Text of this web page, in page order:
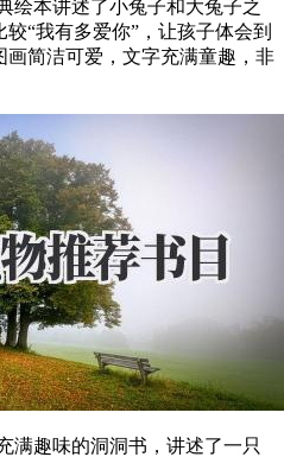
绘本讲述了小兔子和大兔子之
“我有多爱你”，让孩子体会到
简洁可爱，文字充满童趣，非
满趣味的洞洞书，讲述了一只